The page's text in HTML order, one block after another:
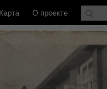
Карта О проекте